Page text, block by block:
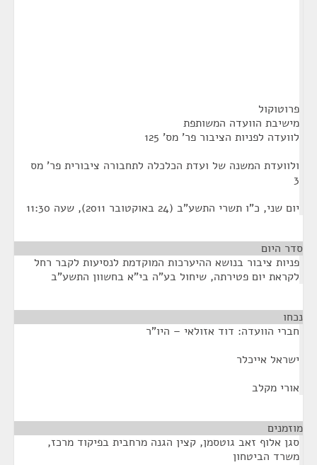
פרוטוקול
מישיבת הוועדה המשותפת
לוועדה לפניות הציבור פר' מס' 125
ולוועדת המשנה של ועדת הכלכלה לתחבורה ציבורית פר' מס
3
יום שני, כ"ו תשרי התשע"ב (24 באוקטובר 2011), שעה 11:30
סדר היום
פניות ציבור בנושא ההיערכות המוקדמת לנסיעות לקבר רחל
לקראת יום פטירתה, שיחול בע"ה בי"א בחשוון התשע"ב
נכחו
חברי הוועדה: דוד אזולאי – היו"ר
ישראל אייכלר
אורי מקלב
מוזמנים
סגן אלוף זאב גוטסמן, קצין הגנה מרחבית בפיקוד מרכז,
משרד הביטחון